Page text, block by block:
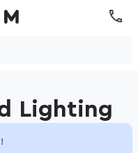
Lighting